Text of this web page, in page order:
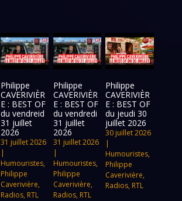
Philippe
CAVERIVIÈR
E : BEST OF
du vendreid
31 juillet
2026
31 juillet 2026
|
Humouristes,
Philippe
Caverivière,
Radios, RTL
Philippe
CAVERIVIÈR
E : BEST OF
du vendredi
31 juillet
2026
31 juillet 2026
|
Humouristes,
Philippe
Caverivière,
Radios, RTL
Philippe
CAVERIVIÈR
E : BEST OF
du jeudi 30
juillet 2026
30 juillet 2026
|
Humouristes,
Philippe
Caverivière,
Radios, RTL